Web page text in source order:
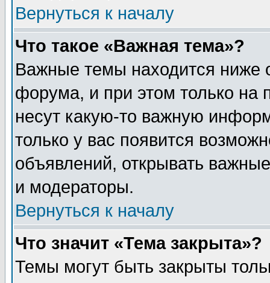
Вернуться к началу
Что такое «Важная тема»?
Важные темы находится ниже
форума, и при этом только на
несут какую-то важную
только у вас появится
объявлений, открывать
и модераторы.
Вернуться к началу
Что значит «Тема закрыта»?
Темы могут быть закрыты